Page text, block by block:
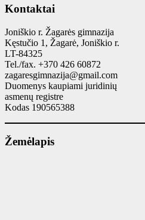
Kontaktai
Joniškio r. Žagarės gimnazija
Kęstučio 1, Žagarė, Joniškio r.
LT-84325
Tel./fax. +370 426 60872
zagaresgimnazija@gmail.com
Duomenys kaupiami juridinių
asmenų registre
Kodas 190565388
Žemėlapis